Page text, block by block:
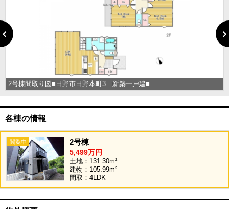
2号棟間取り図■日野市日野本町3 新築一戸建■
各棟の情報
2号棟
5,499万円
土地：131.30m²
建物：105.99m²
間取：4LDK